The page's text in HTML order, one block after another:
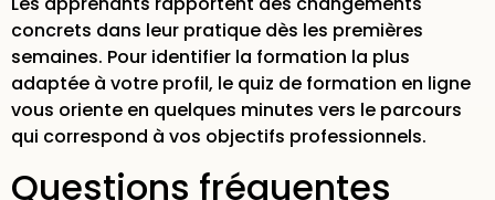
concrets dans leur pratique dès les premières
semaines. Pour identifier la formation la plus
adaptée à votre profil, le quiz de formation en ligne
vous oriente en quelques minutes vers le parcours
qui correspond à vos objectifs professionnels.
Questions fréquentes